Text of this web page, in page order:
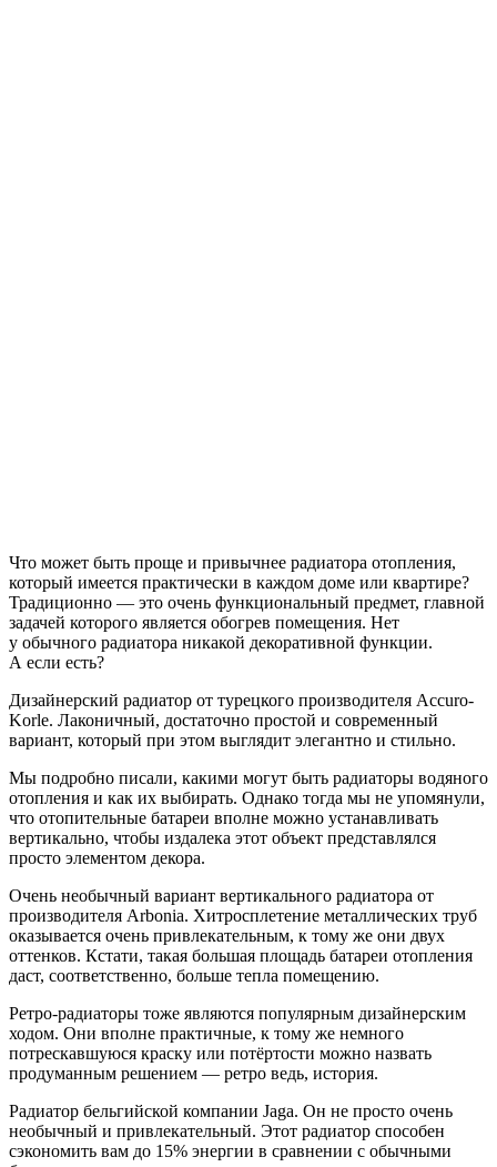
Что может быть проще и привычнее радиатора отопления,
который имеется практически в каждом доме или квартире?
Традиционно — это очень функциональный предмет, главной
задачей которого является обогрев помещения. Нет
у обычного радиатора никакой декоративной функции.
А если есть?
Дизайнерский радиатор от турецкого производителя Accuro-
Korle. Лаконичный, достаточно простой и современный
вариант, который при этом выглядит элегантно и стильно.
Мы подробно писали, какими могут быть радиаторы водяного
отопления и как их выбирать. Однако тогда мы не упомянули,
что отопительные батареи вполне можно устанавливать
вертикально, чтобы издалека этот объект представлялся
просто элементом декора.
Очень необычный вариант вертикального радиатора от
производителя Arbonia. Хитросплетение металлических труб
оказывается очень привлекательным, к тому же они двух
оттенков. Кстати, такая большая площадь батареи отопления
даст, соответственно, больше тепла помещению.
Ретро-радиаторы тоже являются популярным дизайнерским
ходом. Они вполне практичные, к тому же немного
потрескавшуюся краску или потёртости можно назвать
продуманным решением — ретро ведь, история.
Радиатор бельгийской компании Jaga. Он не просто очень
необычный и привлекательный. Этот радиатор способен
сэкономить вам до 15% энергии в сравнении с обычными